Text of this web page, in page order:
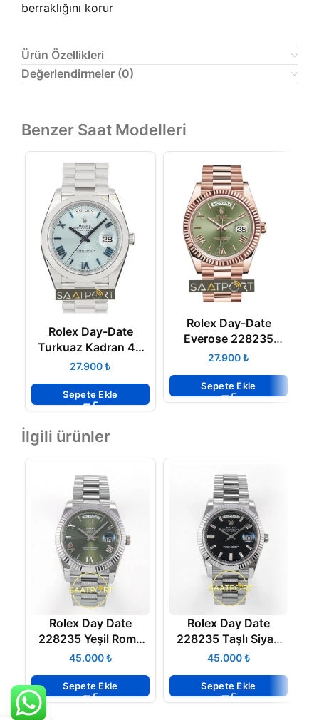
berraklığını korur
Ürün Özellikleri
Değerlendirmeler (0)
Benzer Saat Modelleri
Rolex Day-Date
Turkuaz Kadran 40
mm 3255 ETA
₺
Sepete Ekle
Rolex Day-Date
Everose 228235
Roman Rakamlı Yeşil
ETA
₺
Sepete Ekle
İlgili ürünler
Rolex Day Date
228235 Yeşil Roma
Rakamlı Kadran
₺
Sepete Ekle
Rolex Day Date
228235 Taşlı Siyah
Kadran 40mm Eta
₺
Sepete Ekle